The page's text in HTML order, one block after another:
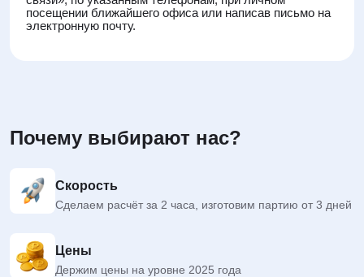
посещении ближайшего офиса или написав письмо на
электронную почту.
Почему выбирают нас?
Скорость
Сделаем расчёт за 2 часа, изготовим партию от 3 дней
Цены
Держим цены на уровне 2025 года